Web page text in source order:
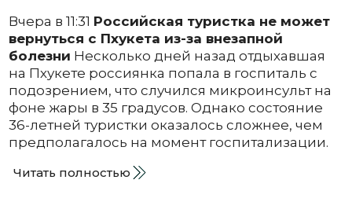
Вчера в 11:31 Российская туристка не может
вернуться с Пхукета из-за внезапной
болезни Несколько дней назад отдыхавшая
на Пхукете россиянка попала в госпиталь с
подозрением, что случился микроинсульт на
фоне жары в 35 градусов. Однако состояние
36-летней туристки оказалось сложнее, чем
предполагалось на момент госпитализации.
Читать полностью